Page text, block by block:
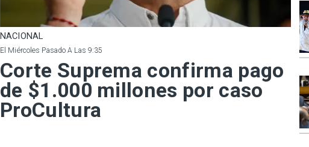
NACIONAL
El Miércoles Pasado A Las 9:35
Corte Suprema confirma pago
de $1.000 millones por caso
ProCultura